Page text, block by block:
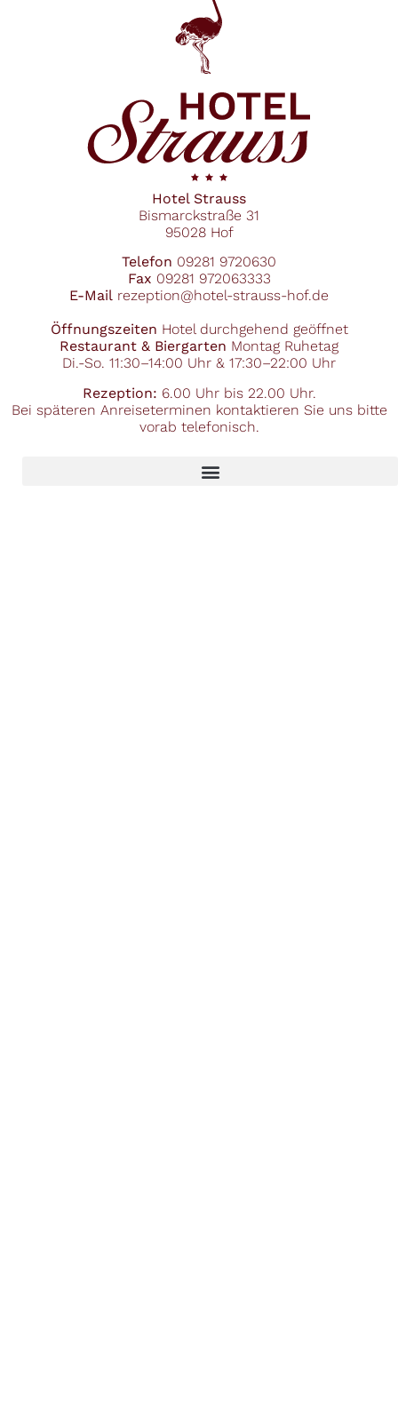
Hotel Strauss
Bismarckstraße 31
95028 Hof
Telefon 09281 9720630
Fax 09281 972063333
E-Mail rezeption@hotel-strauss-hof.de
Öffnungszeiten Hotel durchgehend geöffnet
Restaurant & Biergarten Montag Ruhetag
Di.-So. 11:30–14:00 Uhr & 17:30–22:00 Uhr
Rezeption: 6.00 Uhr bis 22.00 Uhr.
Bei späteren Anreiseterminen kontaktieren Sie uns bitte
vorab telefonisch.